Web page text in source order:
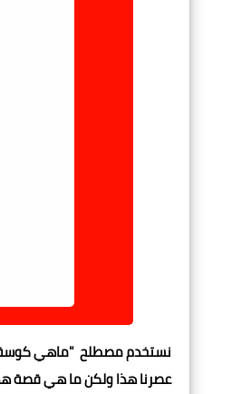
نستخدم مصطلح "ماهي كوسة
عصرنا هذا ولكن ما هي قصة